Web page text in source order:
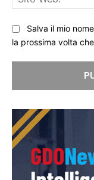
Salva il mio
la prossima volta